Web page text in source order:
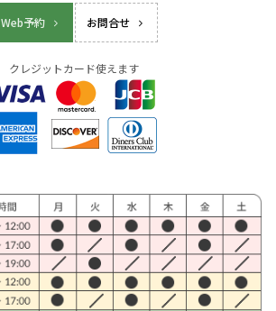
Web予約 お問合せ
クレジットカード使えます